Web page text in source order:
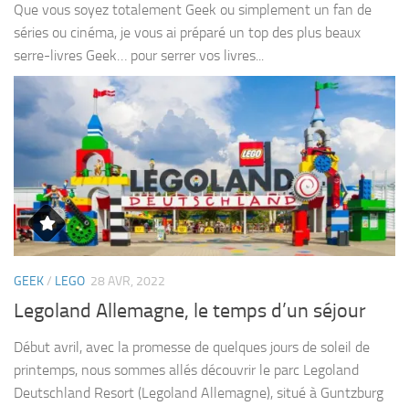
Que vous soyez totalement Geek ou simplement un fan de
séries ou cinéma, je vous ai préparé un top des plus beaux
serre-livres Geek… pour serrer vos livres...
GEEK/ LEGO 28 AVR, 2022
Legoland Allemagne, le temps d’un séjour
Début avril, avec la promesse de quelques jours de soleil de
printemps, nous sommes allés découvrir le parc Legoland
Deutschland Resort (Legoland Allemagne), situé à Guntzburg